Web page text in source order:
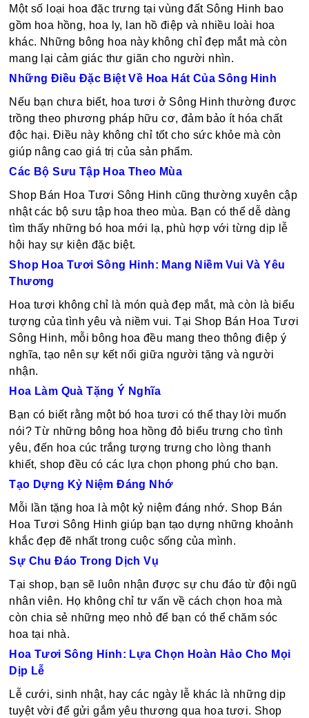
Một số loại hoa đặc trưng tại vùng đất Sông Hinh bao
gồm hoa hồng, hoa ly, lan hồ điệp và nhiều loài hoa
khác. Những bông hoa này không chỉ đẹp mắt mà còn
mang lại cảm giác thư giãn cho người nhìn.
Những Điều Đặc Biệt Về Hoa Hát Của Sông Hinh
Nếu bạn chưa biết, hoa tươi ở Sông Hinh thường được
trồng theo phương pháp hữu cơ, đảm bảo ít hóa chất
độc hại. Điều này không chỉ tốt cho sức khỏe mà còn
giúp nâng cao giá trị của sản phẩm.
Các Bộ Sưu Tập Hoa Theo Mùa
Shop Bán Hoa Tươi Sông Hinh cũng thường xuyên cập
nhật các bộ sưu tập hoa theo mùa. Bạn có thể dễ dàng
tìm thấy những bó hoa mới lạ, phù hợp với từng dịp lễ
hội hay sự kiện đặc biệt.
Shop Hoa Tươi Sông Hinh: Mang Niềm Vui Và Yêu
Thương
Hoa tươi không chỉ là món quà đẹp mắt, mà còn là biểu
tượng của tình yêu và niềm vui. Tại Shop Bán Hoa Tươi
Sông Hinh, mỗi bông hoa đều mang theo thông điệp ý
nghĩa, tạo nên sự kết nối giữa người tặng và người
nhận.
Hoa Làm Quà Tặng Ý Nghĩa
Bạn có biết rằng một bó hoa tươi có thể thay lời muốn
nói? Từ những bông hoa hồng đỏ biểu trưng cho tình
yêu, đến hoa cúc trắng tượng trưng cho lòng thanh
khiết, shop đều có các lựa chọn phong phú cho bạn.
Tạo Dựng Kỷ Niệm Đáng Nhớ
Mỗi lần tặng hoa là một kỷ niệm đáng nhớ. Shop Bán
Hoa Tươi Sông Hinh giúp bạn tạo dựng những khoảnh
khắc đẹp đẽ nhất trong cuộc sống của mình.
Sự Chu Đáo Trong Dịch Vụ
Tại shop, bạn sẽ luôn nhận được sự chu đáo từ đội ngũ
nhân viên. Họ không chỉ tư vấn về cách chọn hoa mà
còn chia sẻ những mẹo nhỏ để bạn có thể chăm sóc
hoa tại nhà.
Hoa Tươi Sông Hinh: Lựa Chọn Hoàn Hảo Cho Mọi
Dịp Lễ
Lễ cưới, sinh nhật, hay các ngày lễ khác là những dịp
tuyệt vời để gửi gắm yêu thương qua hoa tươi. Shop